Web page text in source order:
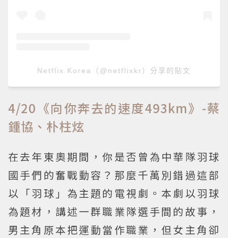
Netflix Korea（@netflixkr）分享的貼文
4/20《向你奔去的速度493km》-蔡
鍾協、朴柱炫
在去年東奧期間，你是否曾為中華隊羽球
國手們的奮戰動容？那麼千萬別錯過這部
以「羽球」為主題的電視劇。本劇以羽球
為題材，講述一群職業隊選手間的故事，
男主角原本把運動當作職業，但女主角卻